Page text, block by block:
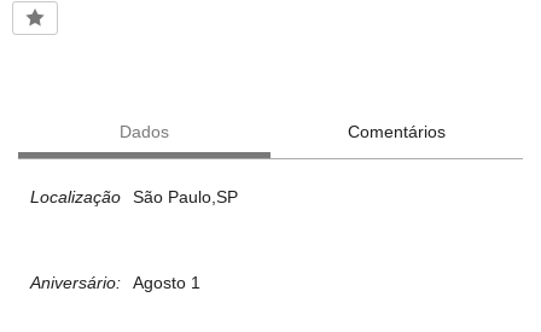
Dados Comentários
Localização São Paulo,SP
Aniversário: Agosto 1